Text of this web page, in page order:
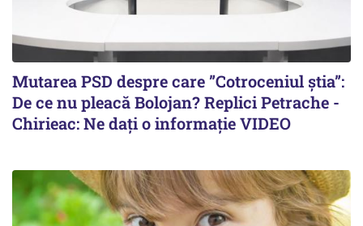
Mutarea PSD despre care ”Cotroceniul știa”:
De ce nu pleacă Bolojan? Replici Petrache -
Chirieac: Ne dați o informație VIDEO